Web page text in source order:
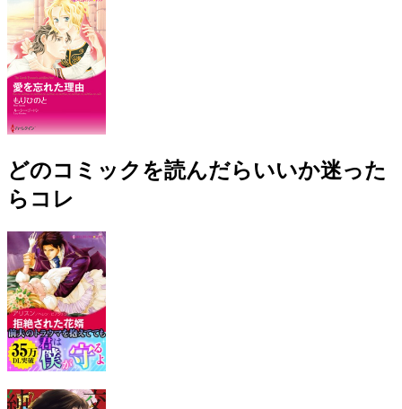
どのコミックを読んだらいいか迷った
らコレ